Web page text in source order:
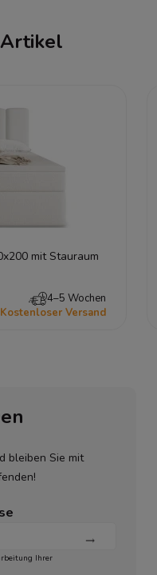
mit Stauraum
4–5 Wochen
Kostenloser Versand
bleiben Sie mit
Ihrer